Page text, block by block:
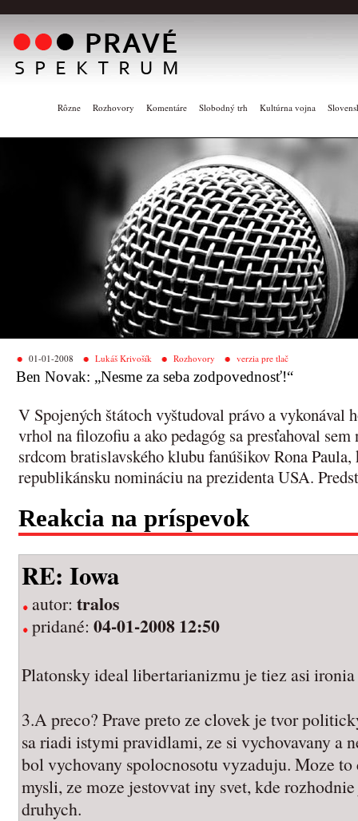
Rôzne Rozhovory Komentáre Slobodný trh Kultúrna vojna
01-01-2008 Lukáš Krivošík Rozhovory verzia pre tlač
Ben Novak: „Nesme za seba zodpovednosť!“
V Spojených štátoch vyštudoval právo a vykonával
vrhol na filozofiu a ako pedagóg sa presťahoval
srdcom bratislavského klubu fanúšikov Rona Paula,
republikánsku nomináciu na prezidenta USA.
Reakcia na príspevok
RE: Iowa
autor: tralos
pridané: 04-01-2008 12:50
Platonsky ideal libertarianizmu je tiez asi ironia
3.A preco? Prave preto ze clovek je tvor
sa riadi istymi pravidlami, ze si vychovavany a
bol vychovany spolocnosotu vyzaduju. Moze
mysli, ze moze jestovvat iny svet, kde
druhych.